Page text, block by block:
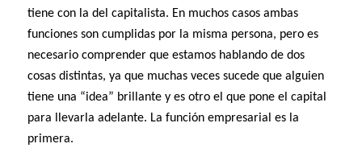
tiene con la del capitalista. En muchos casos ambas
funciones son cumplidas por la misma persona, pero es
necesario comprender que estamos hablando de dos
cosas distintas, ya que muchas veces sucede que alguien
tiene una “idea” brillante y es otro el que pone el capital
para llevarla adelante. La función empresarial es la
primera.